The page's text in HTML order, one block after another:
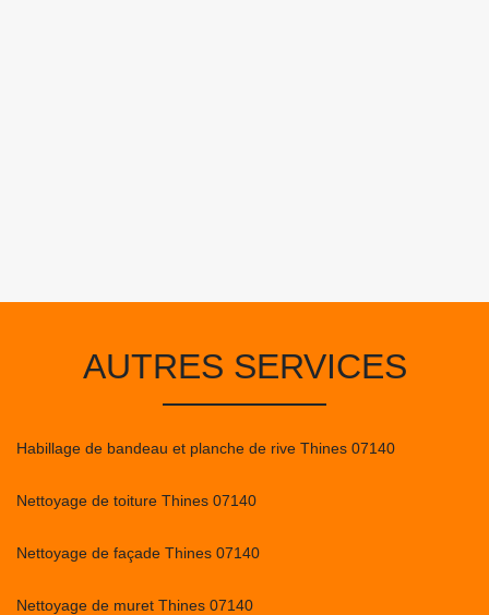
AUTRES SERVICES
Habillage de bandeau et planche de rive Thines 07140
Nettoyage de toiture Thines 07140
Nettoyage de façade Thines 07140
Nettoyage de muret Thines 07140